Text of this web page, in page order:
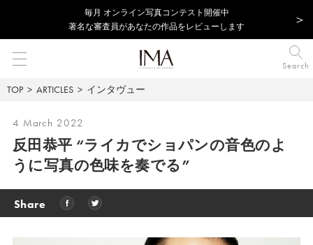
毎⽉ オンライン写真コンテスト開催中
著名な審査員があなたの作品をレビューします
Search
TOP ARTICLES インタヴュー
4 March 2022
反田恭平 “ライカでショパンの音色のよ
うに写真の色味を奏でる”
Share